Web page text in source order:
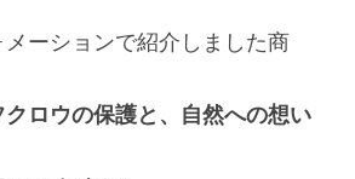
ーションで紹介しました商
ロウの保護と、自然への想い